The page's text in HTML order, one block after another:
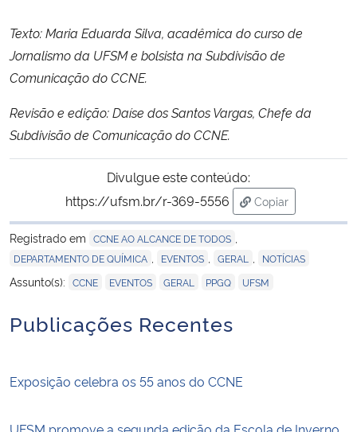
Texto: Maria Eduarda Silva, acadêmica do curso de
Jornalismo da UFSM e bolsista na Subdivisão de
Comunicação do CCNE.
Revisão e edição: Daíse dos Santos Vargas, Chefe da
Subdivisão de Comunicação do CCNE.
Divulgue este conteúdo:
https://ufsm.br/r-369-5556
Copiar
para área de
Registrado em CCNE AO ALCANCE DE TODOS
DEPARTAMENTO DE QUÍMICA EVENTOS GERAL NOTÍCIAS
Assunto(s): CCNE EVENTOS GERAL PPGQ UFSM
Publicações Recentes
Exposição celebra os 55 anos do CCNE